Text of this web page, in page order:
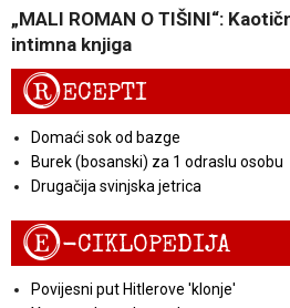
„MALI ROMAN O TIŠINI“:
intimna knjiga
RECEPTI
Domaći sok od bazge
Burek (bosanski) za 1 odraslu osobu
Drugačija svinjska jetrica
E-CIKLOPEDIJA
Povijesni put Hitlerove 'klonje'